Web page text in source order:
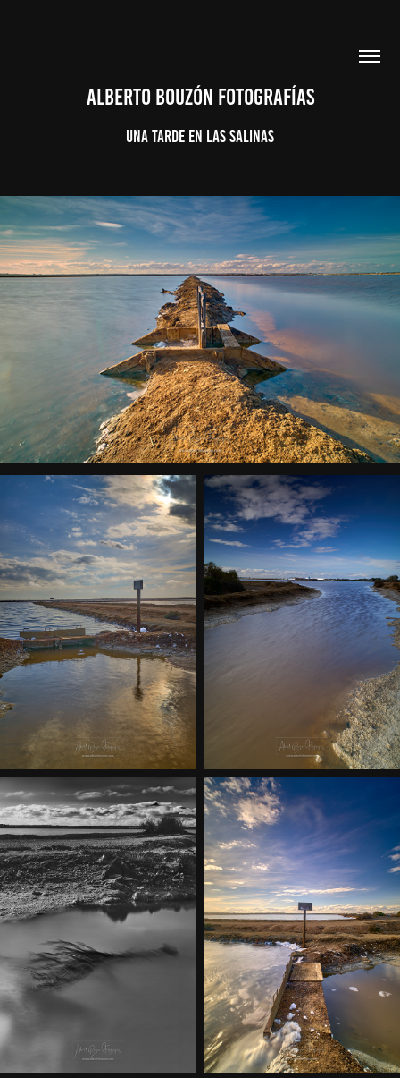
ALBERTO BOUZÓN FOTOGRAFÍAS
Una tarde en las Salinas